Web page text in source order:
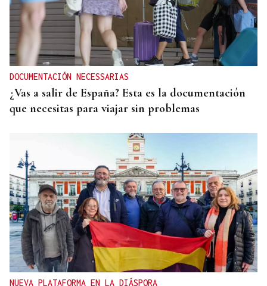
DOCUMENTACIÓN NECESSARIAS
¿Vas a salir de España? Esta es la documentación
que necesitas para viajar sin problemas
NUEVA PLATAFORMA EN LA DIÁSPORA